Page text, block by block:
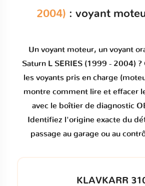
2004) : voyant
Un voyant moteur, un voyant
Saturn L SERIES (1999 - 2004) ?
les voyants pris en charge
montre comment lire et effacer
avec le boîtier de diagnostic
Identifiez l'origine exacte du
passage au garage ou au
KLAVKARR